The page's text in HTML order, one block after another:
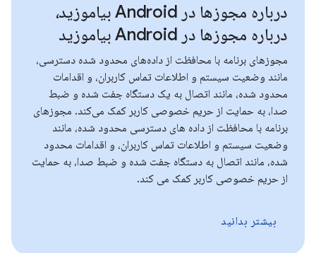
درباره مجوزها در Android بیاموزید،
درباره مجوزها در Android بیاموزید
مجوزهای برنامه با محافظت از داده‌های محدود شده دسترسی،
مانند وضعیت سیستم و اطلاعات تماس کاربران، و اقدامات
محدود شده، مانند اتصال به یک دستگاه جفت شده و ضبط
صدا، به حمایت از حریم خصوصی کاربر کمک می‌کند. مجوزهای
برنامه با محافظت از داده های دسترسی محدود شده، مانند
وضعیت سیستم و اطلاعات تماس کاربران، و اقدامات محدود
شده، مانند اتصال به دستگاه جفت شده و ضبط صدا، به حمایت
از حریم خصوصی کاربر کمک می کند.
بیشتر بدانید